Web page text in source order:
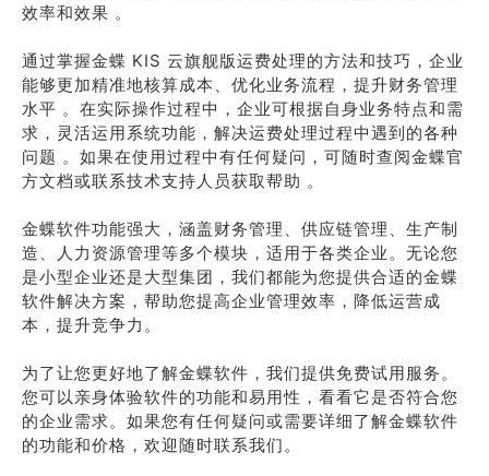
效率和效果 。
通过掌握金蝶 KIS 云旗舰版运费处理的方法和技巧，企业
能够更加精准地核算成本、优化业务流程，提升财务管理
水平 。在实际操作过程中，企业可根据自身业务特点和需
求，灵活运用系统功能，解决运费处理过程中遇到的各种
问题 。如果在使用过程中有任何疑问，可随时查阅金蝶官
方文档或联系技术支持人员获取帮助 。
金蝶软件功能强大，涵盖财务管理、供应链管理、生产制
造、人力资源管理等多个模块，适用于各类企业。无论您
是小型企业还是大型集团，我们都能为您提供合适的金蝶
软件解决方案，帮助您提高企业管理效率，降低运营成
本，提升竞争力。
为了让您更好地了解金蝶软件，我们提供免费试用服务。
您可以亲身体验软件的功能和易用性，看看它是否符合您
的企业需求。如果您有任何疑问或需要详细了解金蝶软件
的功能和价格，欢迎随时联系我们。